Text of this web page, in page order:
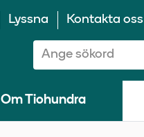
Lyssna Kontakta oss
Sök på 10100:
Om Tiohundra